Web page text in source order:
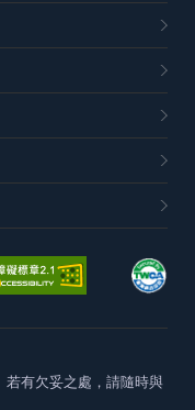
若有欠妥之處，請隨時與